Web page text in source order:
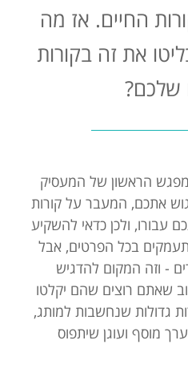
החיים. אז מה
את זה בקורות
שלכם?
הראשון של המעסיק
אתכם, המעבר על קורות
עבורו, ולכן כדאי להשקיע
בכל הפרטים, אבל
- וזה המקום להדגיש
שאתם רוצים שהם יקלטו
גדולות שנחשבות למותג,
מוסף ועוגן שיתפוס